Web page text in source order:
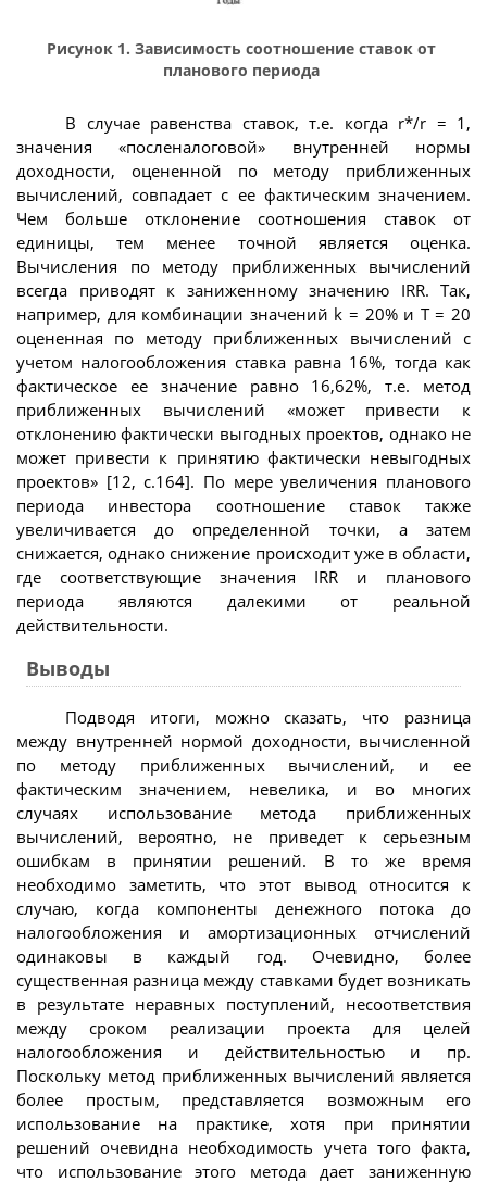
Рисунок 1. Зависимость соотношение ставок от
планового периода
В случае равенства ставок, т.е. когда r*/r = 1,
значения «посленалоговой» внутренней нормы
доходности, оцененной по методу приближенных
вычислений, совпадает с ее фактическим значением.
Чем больше отклонение соотношения ставок от
единицы, тем менее точной является оценка.
Вычисления по методу приближенных вычислений
всегда приводят к заниженному значению IRR. Так,
например, для комбинации значений k = 20% и T = 20
оцененная по методу приближенных вычислений с
учетом налогообложения ставка равна 16%, тогда как
фактическое ее значение равно 16,62%, т.е. метод
приближенных вычислений «может привести к
отклонению фактически выгодных проектов, однако не
может привести к принятию фактически невыгодных
проектов» [12, с.164]. По мере увеличения планового
периода инвестора соотношение ставок также
увеличивается до определенной точки, а затем
снижается, однако снижение происходит уже в области,
где соответствующие значения IRR и планового
периода являются далекими от реальной
действительности.
Выводы
Подводя итоги, можно сказать, что разница
между внутренней нормой доходности, вычисленной
по методу приближенных вычислений, и ее
фактическим значением, невелика, и во многих
случаях использование метода приближенных
вычислений, вероятно, не приведет к серьезным
ошибкам в принятии решений. В то же время
необходимо заметить, что этот вывод относится к
случаю, когда компоненты денежного потока до
налогообложения и амортизационных отчислений
одинаковы в каждый год. Очевидно, более
существенная разница между ставками будет возникать
в результате неравных поступлений, несоответствия
между сроком реализации проекта для целей
налогообложения и действительностью и пр.
Поскольку метод приближенных вычислений является
более простым, представляется возможным его
использование на практике, хотя при принятии
решений очевидна необходимость учета того факта,
что использование этого метода дает заниженную